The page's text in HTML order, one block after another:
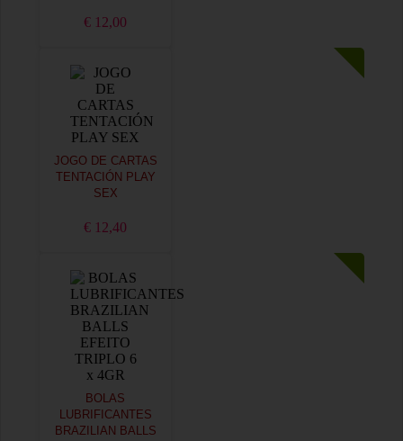
€ 12,00
JOGO DE CARTAS
TENTACIÓN PLAY
SEX
€ 12,40
BOLAS
LUBRIFICANTES
BRAZILIAN BALLS